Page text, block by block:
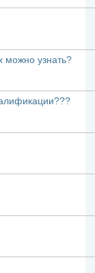
можно узнать?